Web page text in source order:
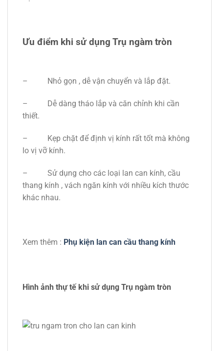
Ưu điểm khi sử dụng Trụ ngàm tròn
– Nhỏ gọn , dễ vận chuyển và lắp đặt.
– Dễ dàng tháo lắp và căn chỉnh khi cần
thiết.
– Kẹp chặt để định vị kính rất tốt mà không
lo vị vỡ kính.
– Sử dụng cho các loại lan can kính, cầu
thang kính , vách ngăn kính với nhiều kích thước
khác nhau.
Xem thêm : Phụ kiện lan can cầu thang kính
Hình ảnh thự tế khi sử dụng Trụ ngàm tròn